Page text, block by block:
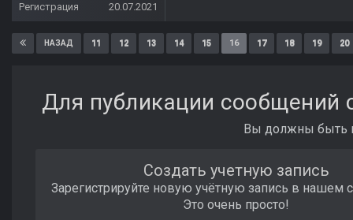
Регистрация
20.07.2021
НАЗАД 11 12 13 14 15 16 17 18 19 20
Для публикации сообщений
Вы должны быть
Создать учетную запись
Зарегистрируйте новую учётную запись в нашем
Это очень просто!